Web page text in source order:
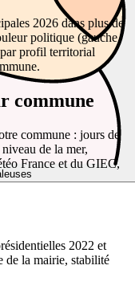
2026 dans plus de
politique (gauche,
profil territorial
commune
commune : jours de
de la mer,
France et du GIEC,
2022 et
de la mairie, stabilité